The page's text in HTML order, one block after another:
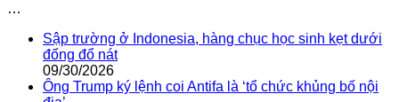
…
Sập trường ở Indonesia, hàng chục học sinh kẹt dưới
đống đổ nát
09/30/2026
Ông Trump ký lệnh coi Antifa là ‘tổ chức khủng bố nội